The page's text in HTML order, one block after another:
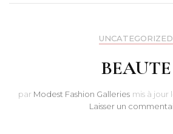
UNCATEGORIZED
BEAUTE
par Modest Fashion Galleries mis à jour
Laisser un